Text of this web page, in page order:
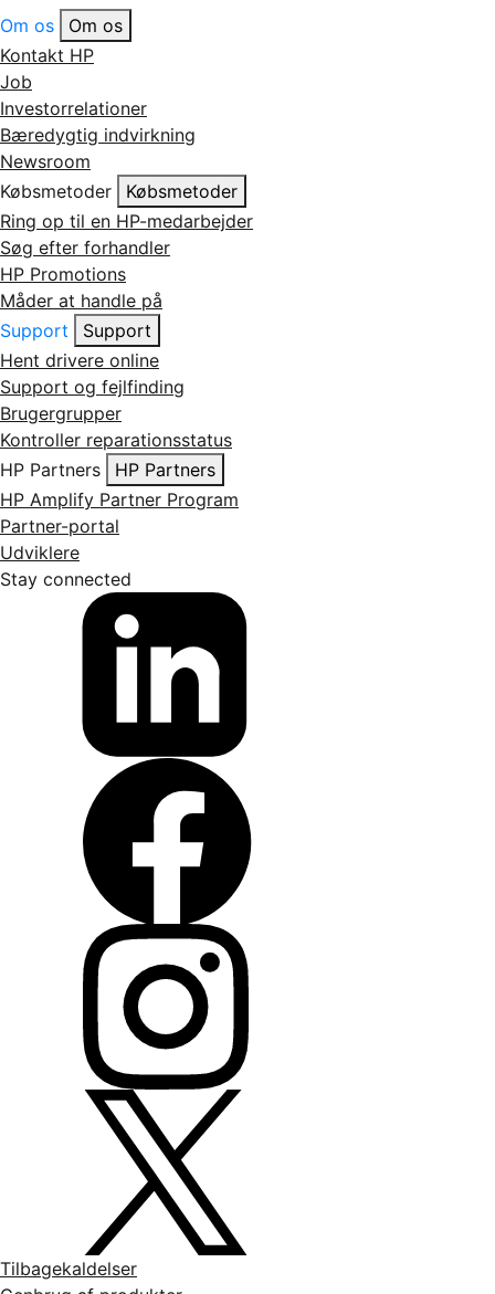
Om os
Om os
Kontakt HP
Job
Investorrelationer
Bæredygtig indvirkning
Newsroom
Købsmetoder
Købsmetoder
Ring op til en HP-medarbejder
Søg efter forhandler
HP Promotions
Måder at handle på
Support
Support
Hent drivere online
Support og fejlfinding
Brugergrupper
Kontroller reparationsstatus
HP Partners
HP Partners
HP Amplify Partner Program
Partner-portal
Udviklere
Stay connected
Tilbagekaldelser